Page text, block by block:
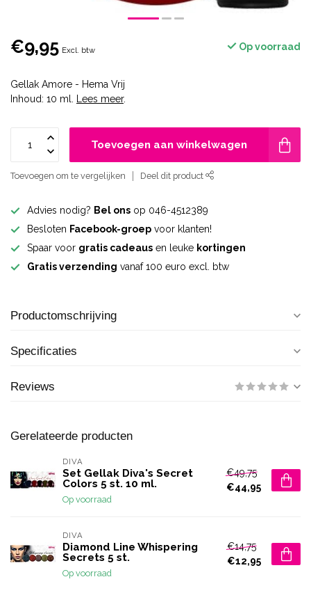
€9,95 Excl. btw Op voorraad
Gellak Amore - Hema Vrij
Inhoud: 10 ml.
Lees meer.
Toevoegen aan winkelwagen
Toevoegen om te vergelijken Deel dit product
Advies nodig? Bel ons op 046-4512389
Besloten Facebook-groep voor klanten!
Spaar voor gratis cadeaus en leuke kortingen
Gratis verzending vanaf 100 euro excl. btw
Productomschrijving
Specificaties
Reviews
Gerelateerde producten
DIVA
Set Gellak Diva's Secret
Colors 5 st. 10 ml.
Op voorraad
€49,75
€44,95
DIVA
Diamond Line Whispering
Secrets 5 st.
Op voorraad
€14,75
€12,95